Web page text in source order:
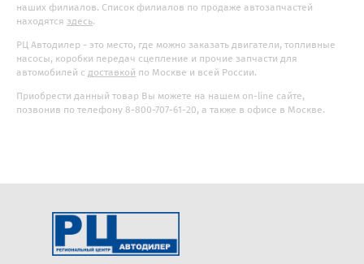
наших филиалов. Список филиалов по продаже автозапчастей
находятся здесь.
РЦ Автодилер - это место, где можно заказать двигатели, топливные
насосы, коробки передач сцепление и прочие запчасти для
автомобилей с доставкой по Москве и всей России.
Приобрести данный товар Вы можете на нашем on-line сайте,
позвонив по телефону 8-800-707-61-20, а также в офисе в Москве.